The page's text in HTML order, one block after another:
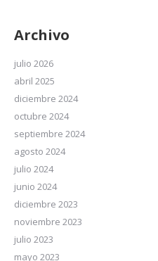
Archivo
julio 2026
abril 2025
diciembre 2024
octubre 2024
septiembre 2024
agosto 2024
julio 2024
junio 2024
diciembre 2023
noviembre 2023
julio 2023
mayo 2023